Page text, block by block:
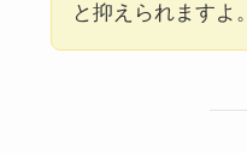
と抑えられますよ。